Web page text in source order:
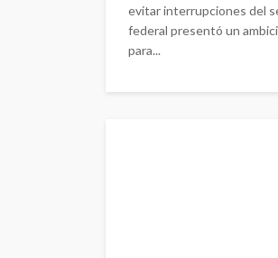
evitar interrupciones del
federal presentó un
para...